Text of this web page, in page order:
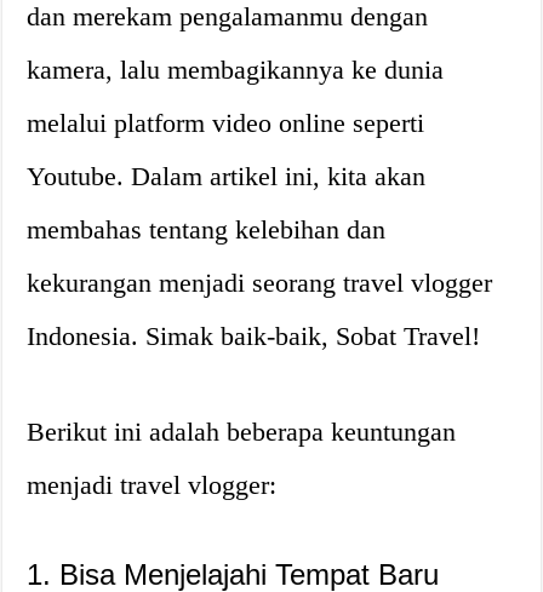
dan merekam pengalamanmu dengan
kamera, lalu membagikannya ke dunia
melalui platform video online seperti
Youtube. Dalam artikel ini, kita akan
membahas tentang kelebihan dan
kekurangan menjadi seorang travel vlogger
Indonesia. Simak baik-baik, Sobat Travel!
Berikut ini adalah beberapa keuntungan
menjadi travel vlogger:
1. Bisa Menjelajahi Tempat Baru